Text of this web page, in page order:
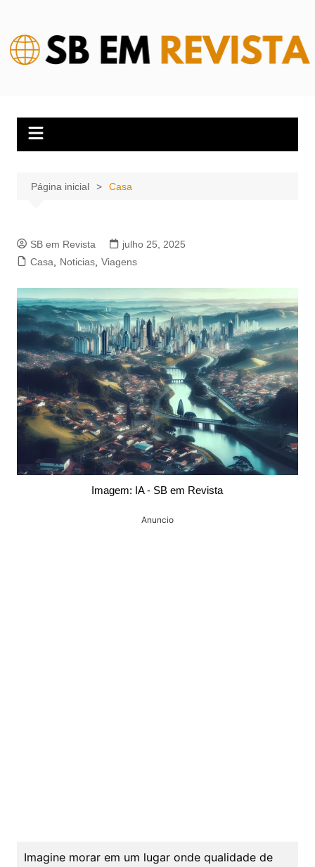
conteúdo
Página inicial Casa
SB em Revista
julho 25, 2025
Casa
Noticias, Viagens
Imagem: IA - SB em Revista
Anuncio
Imagine morar em um lugar onde qualidade de